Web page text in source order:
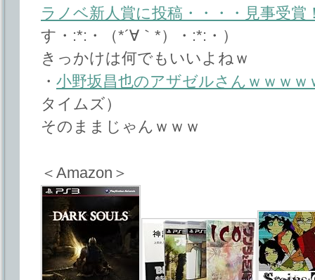
ラノベ新人賞に投稿・・・・見事受賞
す・:*:・（*´∀｀*）・:*:・）
きっかけは何でもいいよねｗ
・ 小野坂昌也のアザゼルさんｗｗｗｗ
タイムズ）
そのままじゃんｗｗｗ
＜Amazon＞